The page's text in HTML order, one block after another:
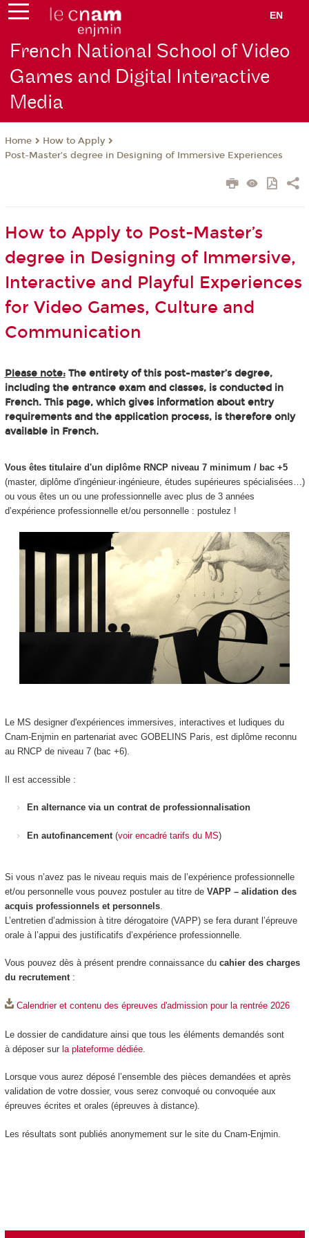
EN
French National School of Video
Games and Digital Interactive
Media
Home
How to Apply
Post-Master’s degree in Designing of Immersive Experiences
How to Apply to Post-Master’s
degree in Designing of Immersive,
Interactive and Playful Experiences
for Video Games, Culture and
Communication
Please note:The entirety of this post-master’s degree,
including the entrance exam and classes, is conducted in
French. This page, which gives information about entry
requirements and the application process, is therefore only
available in French.
Vous êtes titulaire d'un diplôme RNCP niveau 7 minimum / bac +5
(master, diplôme d'ingénieur·ingénieure, études supérieures spécialisées…)
ou vous êtes un ou une professionnelle avec plus de 3 années
d’expérience professionnelle et/ou personnelle : postulez !
Le MS designer d'expériences immersives, interactives et ludiques du
Cnam-Enjmin en partenariat avec GOBELINS Paris, est diplôme reconnu
au RNCP de niveau 7 (bac +6).
Il est accessible :
En alternance via un contrat de professionnalisation
En autofinancement (voir encadré tarifs du MS)
Si vous n’avez pas le niveau requis mais de l’expérience professionnelle
et/ou personnelle vous pouvez postuler au titre de VAPP – alidation des
acquis professionnels et personnels.
L’entretien d’admission à titre dérogatoire (VAPP) se fera durant l’épreuve
orale à l’appui des justificatifs d’expérience professionnelle.
Vous pouvez dès à présent prendre connaissance du cahier des charges
du recrutement:
Calendrier et contenu des épreuves d'admission pour la rentrée 2026
Le dossier de candidature ainsi que tous les éléments demandés sont
à déposer sur la plateforme dédiée.
Lorsque vous aurez déposé l’ensemble des pièces demandées et après
validation de votre dossier, vous serez convoqué ou convoquée aux
épreuves écrites et orales (épreuves à distance).
Les résultats sont publiés anonymement sur le site du Cnam-Enjmin.